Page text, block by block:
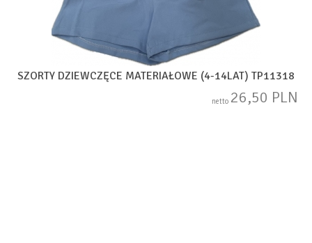
SZORTY DZIEWCZĘCE MATERIAŁOWE (4-14LAT) TP11318
netto 26,50 PLN